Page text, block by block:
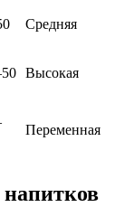
Средняя
Высокая
Переменная